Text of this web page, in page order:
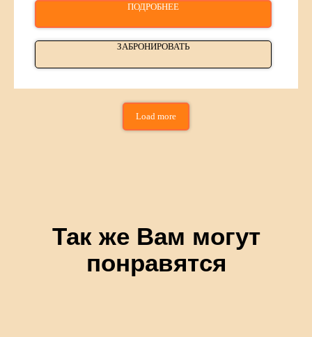
ПОДРОБНЕЕ
ЗАБРОНИРОВАТЬ
Load more
Так же Вам могут
понравятся